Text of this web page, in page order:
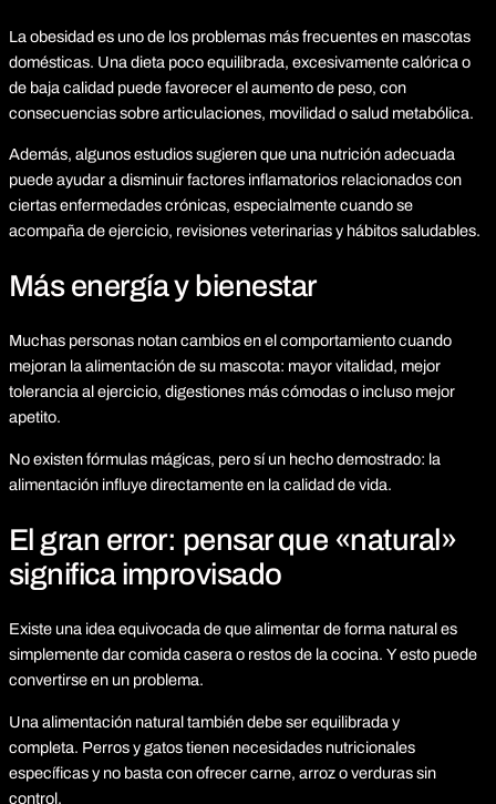
La obesidad es uno de los problemas más frecuentes en mascotas
domésticas. Una dieta poco equilibrada, excesivamente calórica o
de baja calidad puede favorecer el aumento de peso, con
consecuencias sobre articulaciones, movilidad o salud metabólica.
Además, algunos estudios sugieren que una nutrición adecuada
puede ayudar a disminuir factores inflamatorios relacionados con
ciertas enfermedades crónicas, especialmente cuando se
acompaña de ejercicio, revisiones veterinarias y hábitos saludables.
Más energía y bienestar
Muchas personas notan cambios en el comportamiento cuando
mejoran la alimentación de su mascota: mayor vitalidad, mejor
tolerancia al ejercicio, digestiones más cómodas o incluso mejor
apetito.
No existen fórmulas mágicas, pero sí un hecho demostrado: la
alimentación influye directamente en la calidad de vida.
El gran error: pensar que «natural»
significa improvisado
Existe una idea equivocada de que alimentar de forma natural es
simplemente dar comida casera o restos de la cocina. Y esto puede
convertirse en un problema.
Una alimentación natural también debe ser equilibrada y
completa. Perros y gatos tienen necesidades nutricionales
específicas y no basta con ofrecer carne, arroz o verduras sin
control.